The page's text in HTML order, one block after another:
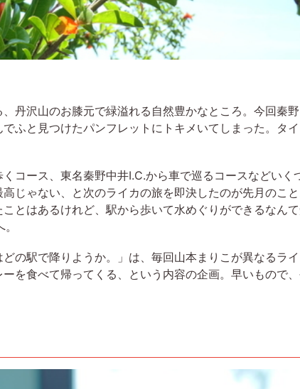
丹沢山のお膝元で緑溢れる自然豊かなところ。今回秦
ふと見つけたパンフレットにトキメいてしまった。タ
コース、東名秦野中井I.C.から車で巡るコースなどいく
じゃない、と次のライカの旅を即決したのが先月のこ
とはあるけれど、駅から歩いて水めぐりができるなん
の駅で降りようか。」は、毎回山本まりこが異なるラ
を食べて帰ってくる、という内容の企画。早いもので、